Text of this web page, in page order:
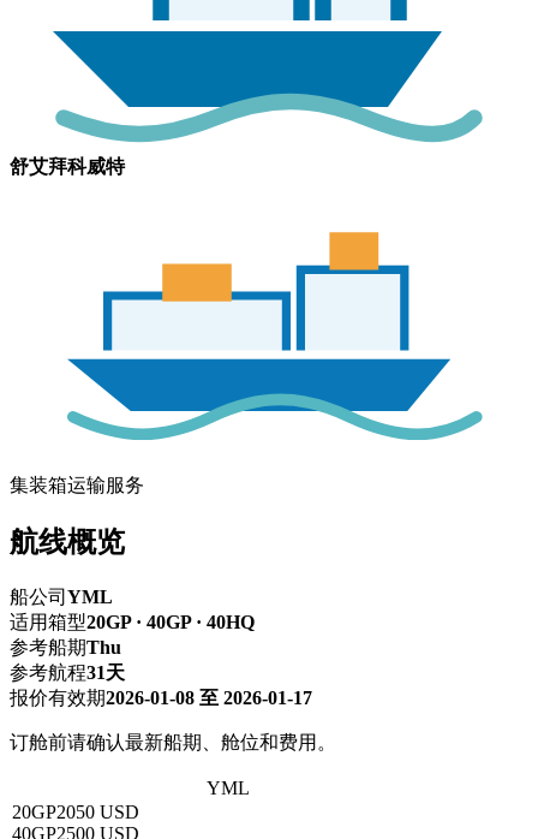
舒艾拜科威特
集装箱运输服务
航线概览
船公司 YML
适用箱型20GP · 40GP · 40HQ
参考船期Thu
参考航程31天
报价有效期2026-01-08 至 2026-01-17
订舱前请确认最新船期、舱位和费用。
YML
20GP2050 USD
40GP2500 USD